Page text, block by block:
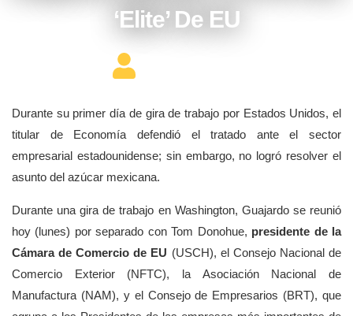
‘elite’ De EU
Durante su primer día de gira de trabajo por Estados Unidos, el
titular de Economía defendió el tratado ante el sector
empresarial estadounidense; sin embargo, no logró resolver el
asunto del azúcar mexicana.
Durante una gira de trabajo en Washington, Guajardo se reunió
hoy (lunes) por separado con Tom Donohue, presidente de la
Cámara de Comercio de EU (USCH), el Consejo Nacional de
Comercio Exterior (NFTC), la Asociación Nacional de
Manufactura (NAM), y el Consejo de Empresarios (BRT), que